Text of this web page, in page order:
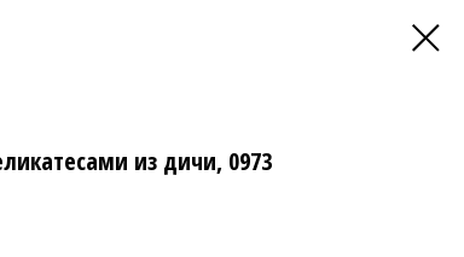
из дичи, 0973